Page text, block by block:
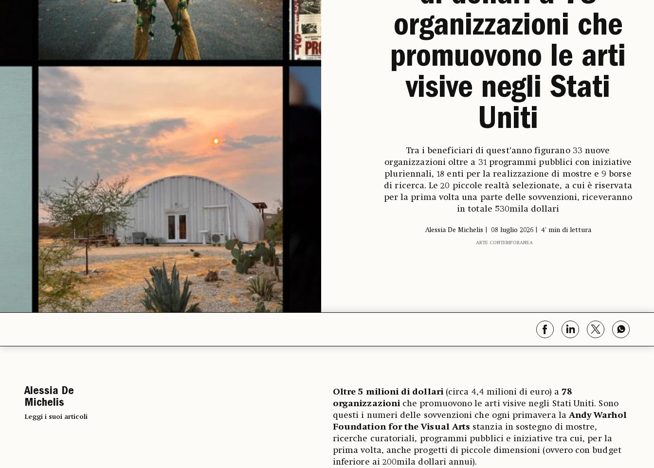
organizzazioni che
promuovono le arti
visive negli Stati
Uniti
Tra i beneficiari di quest’anno figurano 33 nuove
organizzazioni oltre a 31 programmi pubblici con iniziative
pluriennali, 18 enti per la realizzazione di mostre e 9 borse
di ricerca. Le 20 piccole realtà selezionate, a cui è riservata
per la prima volta una parte delle sovvenzioni, riceveranno
in totale 530mila dollari
Alessia De Michelis 08 luglio 2026 4' min di lettura
ARTE CONTEMPORANEA
Alessia De
Michelis
Leggi i suoi articoli
Oltre 5 milioni di dollari (circa 4,4 milioni di euro) a 78
organizzazioniche promuovono le arti visive negli Stati Uniti. Sono
questi i numeri delle sovvenzioni che ogni primavera la Andy Warhol
Foundation for the Visual Arts stanzia in sostegno di mostre,
ricerche curatoriali, programmi pubblici e iniziative tra cui, per la
prima volta, anche progetti di piccole dimensioni (ovvero con budget
inferiore ai 200mila dollari annui).